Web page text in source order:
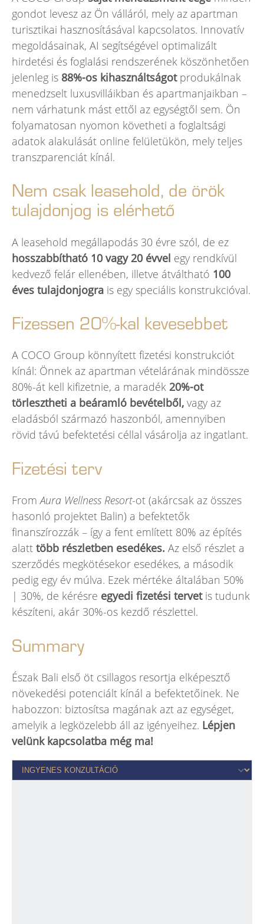
gondot levesz az Ön válláról, mely az apartman
turisztikai hasznosításával kapcsolatos. Innovatív
megoldásainak, AI segítségével optimalizált
hirdetési és foglalási rendszerének köszönhetően
jelenleg is 88%-os kihasználtságotprodukálnak
menedzselt luxusvilláikban és apartmanjaikban –
nem várhatunk mást ettől az egységtől sem. Ön
folyamatosan nyomon követheti a foglaltsági
adatok alakulását online felületükön, mely teljes
transzparenciát kínál.
Nem csak leasehold, de örök
tulajdonjog is elérhető
A leasehold megállapodás 30 évre szól, de ez
hosszabbítható 10 vagy 20 évvel egy rendkívül
kedvező felár ellenében, illetve átváltható 100
éves tulajdonjogra is egy speciális konstrukcióval.
Fizessen 20%-kal kevesebbet
A COCO Group könnyített fizetési konstrukciót
kínál: Önnek az apartman vételárának mindössze
80%-át kell kifizetnie, a maradék 20%-ot
törlesztheti a beáramló bevételből, vagy az
eladásból származó haszonból, amennyiben
rövid távú befektetési céllal vásárolja az ingatlant.
Fizetési terv
FromAura Wellness Resort-ot (akárcsak az összes
hasonló projektet Balin) a befektetők
finanszírozzák – így a fent említett 80% az építés
alatt több részletben esedékes. Az első részlet a
szerződés megkötésekor esedékes, a második
pedig egy év múlva. Ezek mértéke általában 50%
| 30%, de kérésre egyedi fizetési tervetis tudunk
készíteni, akár 30%-os kezdő részlettel.
Summary
Észak Bali első öt csillagos resortja elképesztő
növekedési potenciált kínál a befektetőinek. Ne
habozzon: biztosítsa magának azt az egységet,
amelyik a legközelebb áll az igényeihez. Lépjen
velünk kapcsolatba még ma!